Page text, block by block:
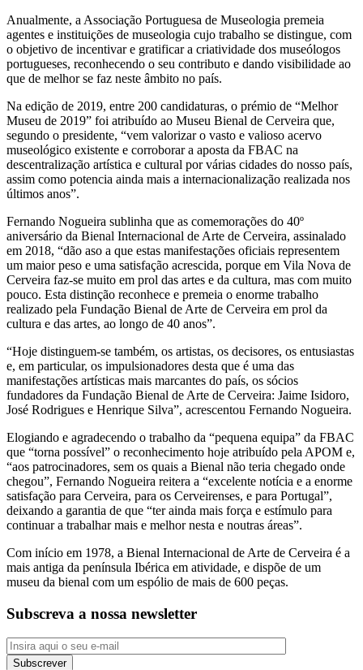
Anualmente, a Associação Portuguesa de Museologia premeia
agentes e instituições de museologia cujo trabalho se distingue, com
o objetivo de incentivar e gratificar a criatividade dos museólogos
portugueses, reconhecendo o seu contributo e dando visibilidade ao
que de melhor se faz neste âmbito no país.
Na edição de 2019, entre 200 candidaturas, o prémio de “Melhor
Museu de 2019” foi atribuído ao Museu Bienal de Cerveira que,
segundo o presidente, “vem valorizar o vasto e valioso acervo
museológico existente e corroborar a aposta da FBAC na
descentralização artística e cultural por várias cidades do nosso país,
assim como potencia ainda mais a internacionalização realizada nos
últimos anos”.
Fernando Nogueira sublinha que as comemorações do 40º
aniversário da Bienal Internacional de Arte de Cerveira, assinalado
em 2018, “dão aso a que estas manifestações oficiais representem
um maior peso e uma satisfação acrescida, porque em Vila Nova de
Cerveira faz-se muito em prol das artes e da cultura, mas com muito
pouco. Esta distinção reconhece e premeia o enorme trabalho
realizado pela Fundação Bienal de Arte de Cerveira em prol da
cultura e das artes, ao longo de 40 anos”.
“Hoje distinguem-se também, os artistas, os decisores, os entusiastas
e, em particular, os impulsionadores desta que é uma das
manifestações artísticas mais marcantes do país, os sócios
fundadores da Fundação Bienal de Arte de Cerveira: Jaime Isidoro,
José Rodrigues e Henrique Silva”, acrescentou Fernando Nogueira.
Elogiando e agradecendo o trabalho da “pequena equipa” da FBAC
que “torna possível” o reconhecimento hoje atribuído pela APOM e,
“aos patrocinadores, sem os quais a Bienal não teria chegado onde
chegou”, Fernando Nogueira reitera a “excelente notícia e a enorme
satisfação para Cerveira, para os Cerveirenses, e para Portugal”,
deixando a garantia de que “ter ainda mais força e estímulo para
continuar a trabalhar mais e melhor nesta e noutras áreas”.
Com início em 1978, a Bienal Internacional de Arte de Cerveira é a
mais antiga da península Ibérica em atividade, e dispõe de um
museu da bienal com um espólio de mais de 600 peças.
Subscreva a nossa newsletter